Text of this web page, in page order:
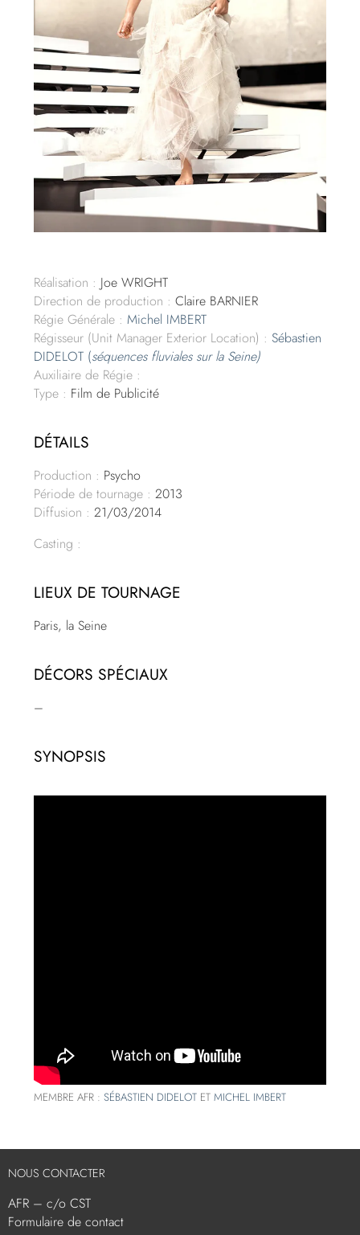
Réalisation : Joe WRIGHT
Direction de production : Claire BARNIER
Régie Générale : Michel IMBERT
Régisseur (Unit Manager Exterior Location) : Sébastien
DIDELOT (séquences fluviales sur la Seine)
Auxiliaire de Régie :
Type : Film de Publicité
DÉTAILS
Production : Psycho
Période de tournage : 2013
Diffusion : 21/03/2014
Casting :
LIEUX DE TOURNAGE
Paris, la Seine
DÉCORS SPÉCIAUX
–
SYNOPSIS
MEMBRE AFR :SÉBASTIEN DIDELOT ETMICHEL IMBERT
NOUS CONTACTER
AFR – c/o CST
Formulaire de contact